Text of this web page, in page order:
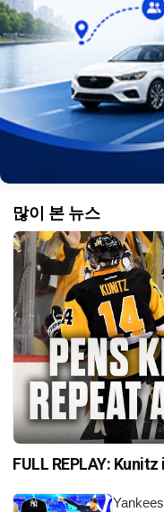
많이 본 뉴스
FULL REPLAY: